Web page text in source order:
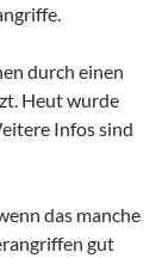
durch einen
Heut wurde
Infos sind
das manche
gut